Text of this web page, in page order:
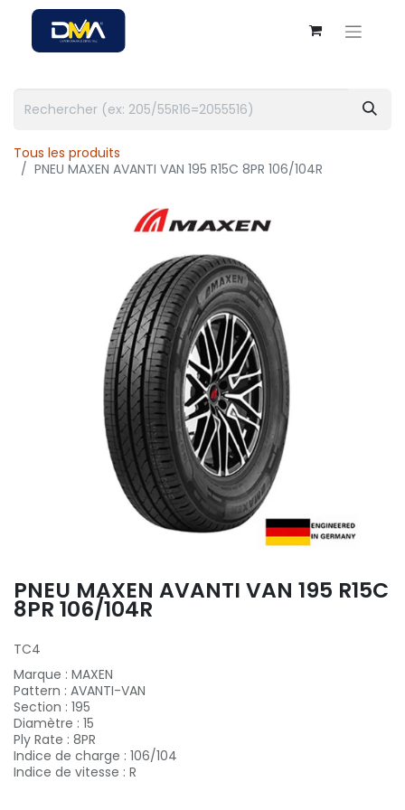
Tous les produits
PNEU MAXEN AVANTI VAN 195 R15C 8PR 106/104R
PNEU MAXEN AVANTI VAN 195 R15C
8PR 106/104R
TC4
Marque : MAXEN
Pattern : AVANTI-VAN
Section : 195
Diamètre : 15
Ply Rate : 8PR
Indice de charge : 106/104
Indice de vitesse : R